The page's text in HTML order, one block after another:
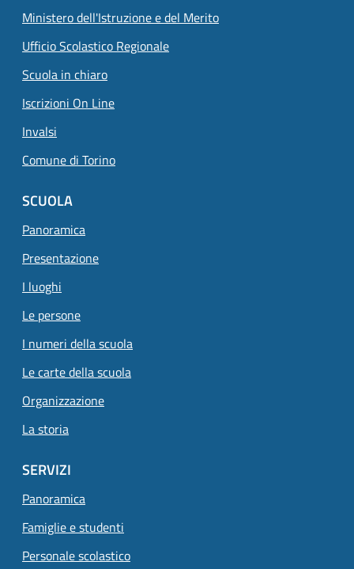
Ministero dell'Istruzione e del Merito
Ufficio Scolastico Regionale
Scuola in chiaro
Iscrizioni On Line
Invalsi
Comune di Torino
SCUOLA
Panoramica
Presentazione
I luoghi
Le persone
I numeri della scuola
Le carte della scuola
Organizzazione
La storia
SERVIZI
Panoramica
Famiglie e studenti
Personale scolastico